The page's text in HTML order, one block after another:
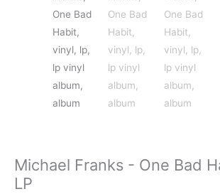
Michael Franks - One Bad
LP
POP
REGGAE